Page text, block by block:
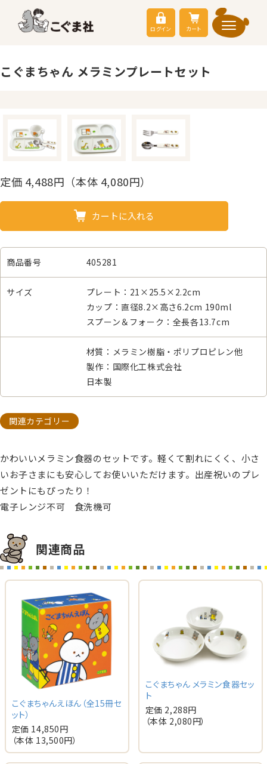
ログイン カート
こぐまちゃん メラミンプレートセット
定価 4,488円（本体 4,080円）
カートに入れる
商品番号 405281
サイズ
プレート：21×25.5×2.2cm
カップ：直径8.2×高さ6.2cm 190ml
スプーン＆フォーク：全長各13.7cm
材質：メラミン樹脂・ポリプロピレン他
製作：国際化工株式会社
日本製
関連カテゴリー
かわいいメラミン食器のセットです。軽くて割れにくく、小さ
いお子さまにも安心してお使いいただけます。出産祝いのプレ
ゼントにもぴったり！
電子レンジ不可 食洗機可
関連商品
こぐまちゃんえほん（全15冊セ
ット）
定価 14,850円
（本体 13,500円）
こぐまちゃん メラミン食器セッ
ト
定価 2,288円
（本体 2,080円）